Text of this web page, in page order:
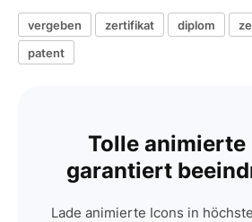
vergeben zertifikat diplom
patent
Tolle animierte
garantiert
Lade animierte Icons in